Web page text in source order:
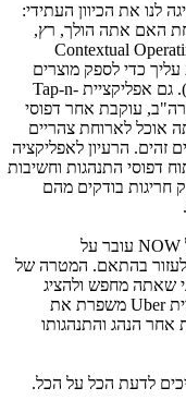
לנו את הכיוון העתידי:
האם אתה הולך, רץ,
Contextual
כדי לספק מוצרים
). גם אפליקציית Tap-n-
עוקבת אחר דפוסי
אוכל לארוחת צהריים
זהים. הרעיון לאפליקציה
דפוסי התנהגות וחשיבות
חריגות בודקים מהם
NOW עובר על
לעזור בהתאם. המטרה של
שאתה מחפש ולהציג
Uber משפרת את
אחר הנהג והתנהגותו
לדעת הכל על הכל.